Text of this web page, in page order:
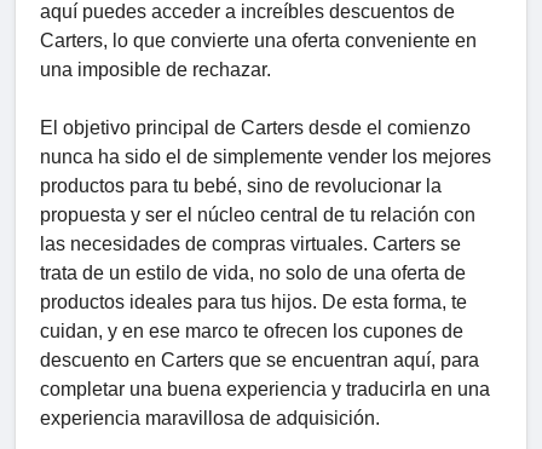
aquí puedes acceder a increíbles descuentos de
Carters, lo que convierte una oferta conveniente en
una imposible de rechazar.
El objetivo principal de Carters desde el comienzo
nunca ha sido el de simplemente vender los mejores
productos para tu bebé, sino de revolucionar la
propuesta y ser el núcleo central de tu relación con
las necesidades de compras virtuales. Carters se
trata de un estilo de vida, no solo de una oferta de
productos ideales para tus hijos. De esta forma, te
cuidan, y en ese marco te ofrecen los cupones de
descuento en Carters que se encuentran aquí, para
completar una buena experiencia y traducirla en una
experiencia maravillosa de adquisición.